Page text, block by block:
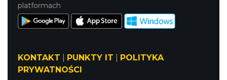
platformach
KONTAKT PUNKTY IT
POLITYKA
PRYWATNOŚCI